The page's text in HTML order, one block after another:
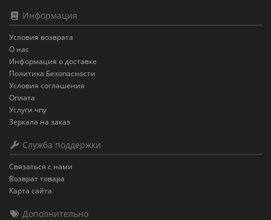
Информация
Условия возврата
О нас
Информация о доставке
Политика Безопасности
Условия соглашения
Оплата
Услуги чпу
Зеркала на заказ
Служба поддержки
Связаться с нами
Возврат товара
Карта сайта
Дополнительно